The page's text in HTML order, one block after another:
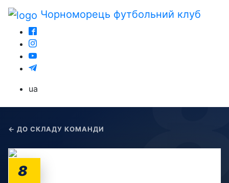
Чорноморець футбольний клуб
ua
← ДО СКЛАДУ КОМАНДИ
8